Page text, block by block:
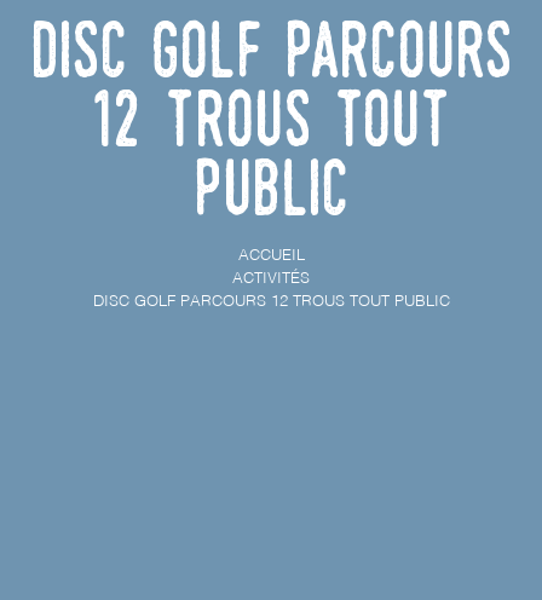
Disc golf parcours
12 trous tout
public
ACCUEIL
ACTIVITÉS
DISC GOLF PARCOURS 12 TROUS TOUT PUBLIC